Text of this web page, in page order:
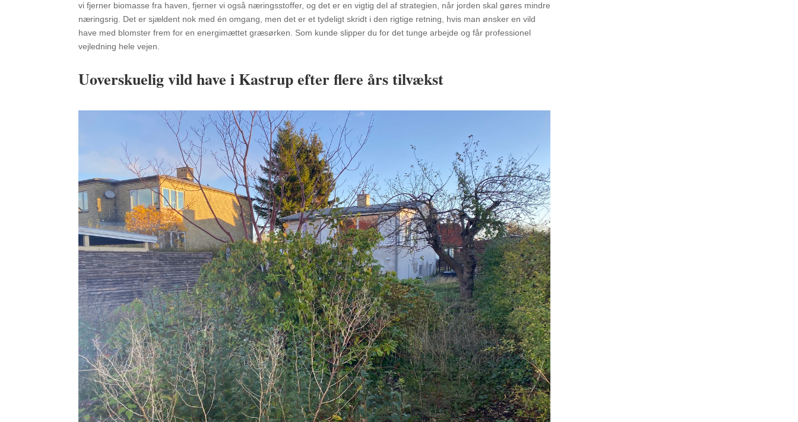
vi fjerner biomasse fra haven, fjerner vi også næringsstoffer, og det er en vigtig del af strategien, når jorden skal gøres mindre
næringsrig. Det er sjældent nok med én omgang, men det er et tydeligt skridt i den rigtige retning, hvis man ønsker en vild
have med blomster frem for en energimættet græsørken. Som kunde slipper du for det tunge arbejde og får professionel
vejledning hele vejen.
Uoverskuelig vild have i Kastrup efter flere års tilvækst